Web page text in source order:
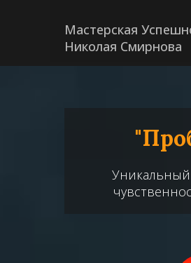
Мастерская
Николая Смирнова